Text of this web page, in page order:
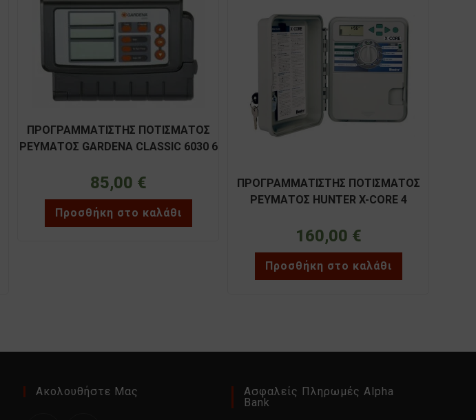
ΠΡΟΓΡΑΜΜΑΤΙΣΤΗΣ ΠΟΤΙΣΜΑΤΟΣ
ΡΕΥΜΑΤΟΣ GARDENA CLASSIC 6030 6
85,00 €
Προσθήκη στο καλάθι
ΠΡΟΓΡΑΜΜΑΤΙΣΤΗΣ ΠΟΤΙΣΜΑΤΟΣ
ΡΕΥΜΑΤΟΣ HUNTER X-CORE 4
160,00 €
Προσθήκη στο καλάθι
Ακολουθήστε Μας
Ασφαλείς Πληρωμές Alpha
Bank